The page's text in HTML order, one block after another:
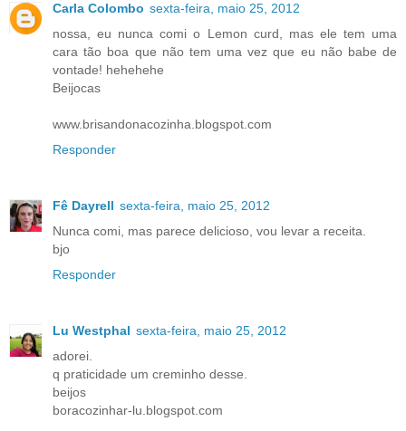
Carla Colombo sexta-feira, maio 25, 2012
nossa, eu nunca comi o Lemon curd, mas ele tem uma
cara tão boa que não tem uma vez que eu não babe de
vontade! hehehehe
Beijocas
www.brisandonacozinha.blogspot.com
Responder
Fê Dayrell sexta-feira, maio 25, 2012
Nunca comi, mas parece delicioso, vou levar a receita.
bjo
Responder
Lu Westphal sexta-feira, maio 25, 2012
adorei.
q praticidade um creminho desse.
beijos
boracozinhar-lu.blogspot.com